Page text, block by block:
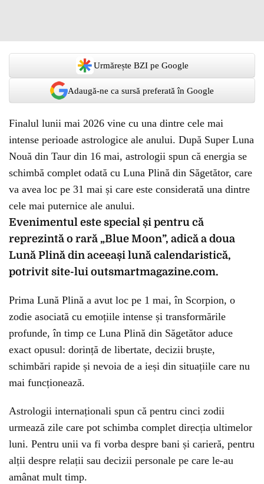
Urmărește BZI pe Google
Adaugă-ne ca sursă preferată în Google
Finalul lunii mai 2026 vine cu una dintre cele mai
intense perioade astrologice ale anului. După Super Luna
Nouă din Taur din 16 mai, astrologii spun că energia se
schimbă complet odată cu Luna Plină din Săgetător, care
va avea loc pe 31 mai și care este considerată una dintre
cele mai puternice ale anului.
Evenimentul este special și pentru că
reprezintă o rară „Blue Moon”, adică a doua
Lună Plină din aceeași lună calendaristică,
potrivit site-lui outsmartmagazine.com.
Prima Lună Plină a avut loc pe 1 mai, în Scorpion, o
zodie asociată cu emoțiile intense și transformările
profunde, în timp ce Luna Plină din Săgetător aduce
exact opusul: dorință de libertate, decizii bruște,
schimbări rapide și nevoia de a ieși din situațiile care nu
mai funcționează.
Astrologii internaționali spun că pentru cinci zodii
urmează zile care pot schimba complet direcția ultimelor
luni. Pentru unii va fi vorba despre bani și carieră, pentru
alții despre relații sau decizii personale pe care le-au
amânat mult timp.